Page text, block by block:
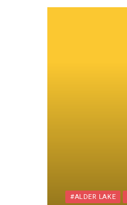
#ALDER LAKE